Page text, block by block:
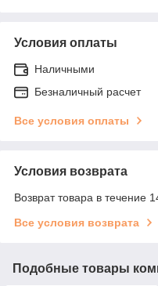
Условия оплаты
Наличными
Безналичный расчет
Все условия оплаты
Условия возврата
Возврат товара в течение
Все условия возврата
Подобные товары